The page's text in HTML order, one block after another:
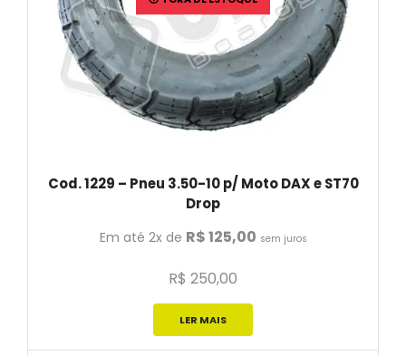
Cod. 1229 – Pneu 3.50-10 p/ Moto DAX e ST70
Drop
Em até 2x de R$125,00 sem juros
R$ 250,00
LER MAIS